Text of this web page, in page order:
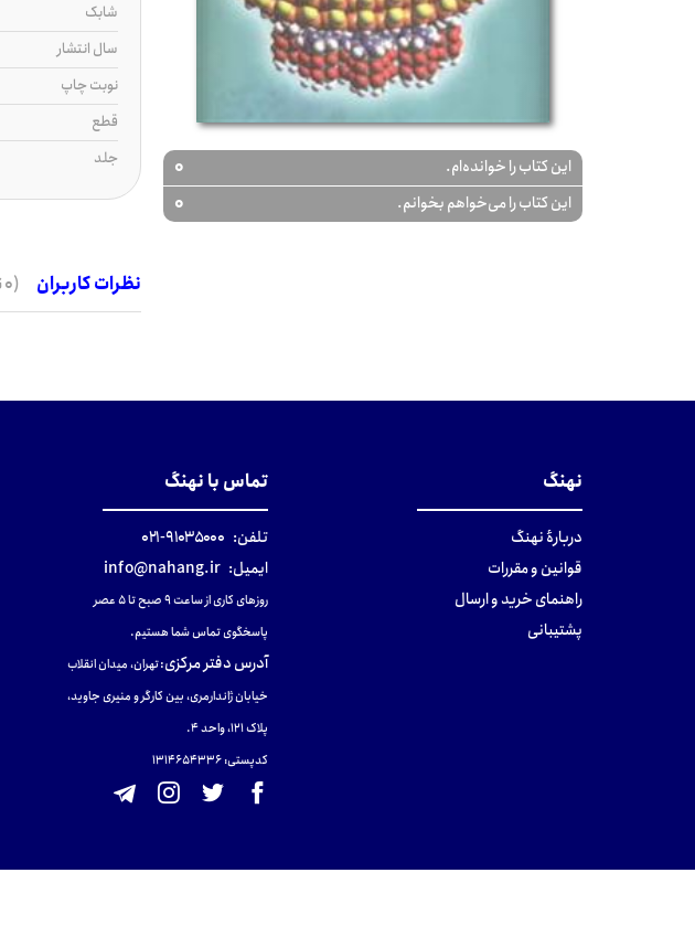
این کتاب را خوانده‌ام. 0
این کتاب را می‌خواهم بخوانم. 0
شابک
سال انتشار
نوبت چاپ
قطع
جلد
نظرات کاربران (0 نظر)
نهنگ
دربارهٔ نهنگ
قوانین و مقررات
راهنمای خرید و ارسال
پشتیبانی
تماس با نهنگ
تلفن: ۹۱۰۳۵۰۰۰-۰۲۱
ایمیل: info@nahang.ir
روزهای کاری از ساعت ۹ صبح تا ۵ عصر
پاسخگوی تماس شما هستیم.
آدرس دفتر مرکزی:تهران، میدان انقلاب
خیابان ژاندارمری، بین کارگر و منیری جاوید،
پلاک 121، واحد ۴.
کدپستی: 131465433۶